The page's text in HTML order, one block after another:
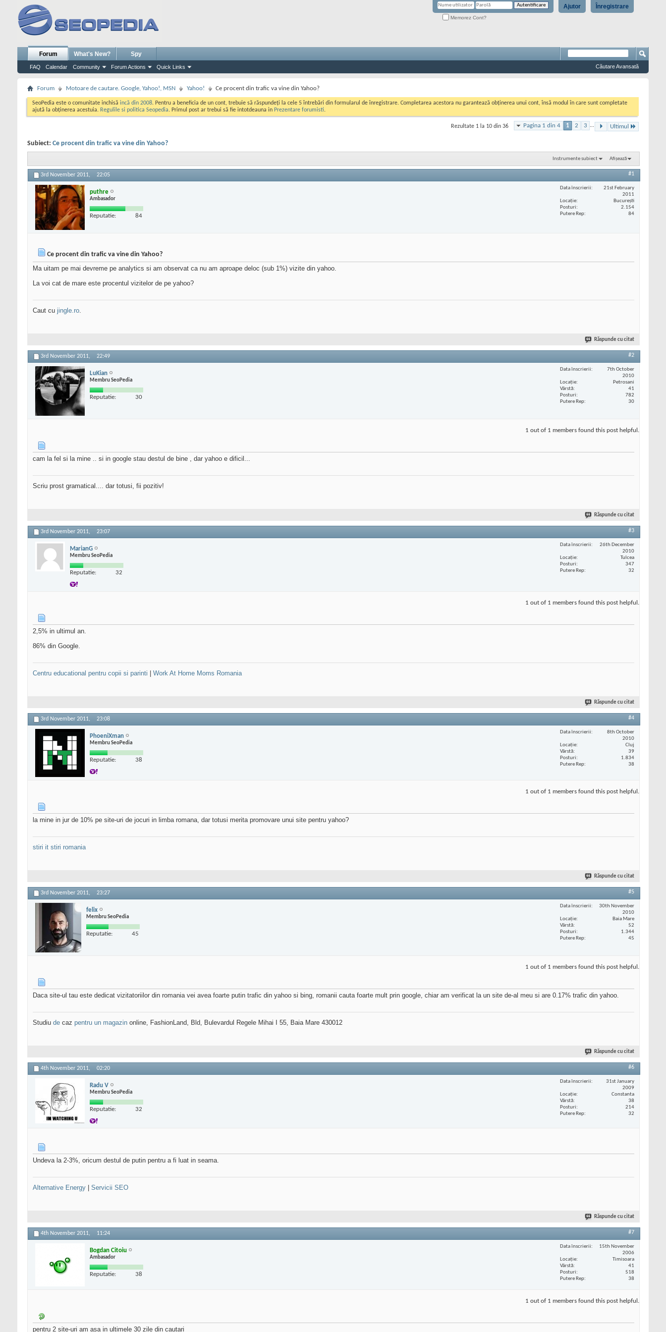
Înregistrare
Ajutor
Memorez Cont?
Forum
FAQ Calendar Community Forum Actions Quick Links
What's New? Spy
Căutare Avansată
Forum Motoare de cautare. Google, Yahoo!, MSN Yahoo! Ce procent din trafic va vine din Yahoo?
SeoPedia este o comunitate inchisă incă din 2008. Pentru a beneficia de un cont, trebuie să răspundeți la cele 5 întrebări din formularul de înregistrare. Completarea acestora nu garantează obținerea unui cont, însă modul în care sunt completate
ajută la obținerea acestuia. Regulile si politica Seopedia. Primul post ar trebui să fie intotdeauna in Prezentare forumisti.
Pagina 1 din 4 1 2 3 ... Ultimul
Rezultate 1 la 10 din 36
Subiect: Ce procent din trafic va vine din Yahoo?
Instrumente subiect Afișează
3rd November 2011, 22:05 #1
puthre
Ambasador
Reputatie: 84
Data înscrierii
21st February
2011
Locaţie
București
Posturi
2.154
Putere Rep
84
Ce procent din trafic va vine din Yahoo?
Ma uitam pe mai devreme pe analytics si am observat ca nu am aproape deloc (sub 1%) vizite din yahoo.
La voi cat de mare este procentul vizitelor de pe yahoo?
Caut cu jingle.ro.
Răspunde cu citat
3rd November 2011, 22:49 #2
LuKian
Membru SeoPedia
Reputatie: 30
Data înscrierii
7th October
2010
Locaţie
Petrosani
Vârstă
41
Posturi
782
Putere Rep
30
1 out of 1 members found this post helpful.
cam la fel si la mine .. si in google stau destul de bine , dar yahoo e dificil...
Scriu prost gramatical.... dar totusi, fii pozitiv!
Răspunde cu citat
3rd November 2011, 23:07 #3
MarianG
Membru SeoPedia
Reputatie: 32
Data înscrierii
26th December
2010
Locaţie
Tulcea
Posturi
347
Putere Rep
32
1 out of 1 members found this post helpful.
2,5% in ultimul an.
86% din Google.
Centru educational pentru copii si parinti Work At Home Moms Romania
Răspunde cu citat
3rd November 2011, 23:08 #4
PhoeniXman
Membru SeoPedia
Reputatie: 38
Data înscrierii
8th October
2010
Locaţie
Cluj
Vârstă
39
Posturi
1.834
Putere Rep
38
1 out of 1 members found this post helpful.
la mine in jur de 10% pe site-uri de jocuri in limba romana, dar totusi merita promovare unui site pentru yahoo?
stiri it stiri romania
Răspunde cu citat
3rd November 2011, 23:27 #5
felix
Membru SeoPedia
Reputatie: 45
Data înscrierii
30th November
2010
Locaţie
Baia Mare
Vârstă
52
Posturi
1.344
Putere Rep
45
1 out of 1 members found this post helpful.
Daca site-ul tau este dedicat vizitatoriilor din romania vei avea foarte putin trafic din yahoo si bing, romanii cauta foarte mult prin google, chiar am verificat la un site de-al meu si are 0.17% trafic din yahoo.
Studiu de caz pentru un magazin online, FashionLand, Bld, Bulevardul Regele Mihai I 55, Baia Mare 430012
Răspunde cu citat
4th November 2011, 02:20 #6
Radu V
Membru SeoPedia
Reputatie: 32
Data înscrierii
31st January
2009
Locaţie
Constanta
Vârstă
38
Posturi
214
Putere Rep
32
Undeva la 2-3%, oricum destul de putin pentru a fi luat in seama.
Alternative Energy Servicii SEO
Răspunde cu citat
4th November 2011, 11:24 #7
Bogdan Citoiu
Ambasador
Reputatie: 38
Data înscrierii
15th November
2006
Locaţie
Timisoara
Vârstă
41
Posturi
518
Putere Rep
38
1 out of 1 members found this post helpful.
pentru 2 site-uri am asa in ultimele 30 zile din cautari